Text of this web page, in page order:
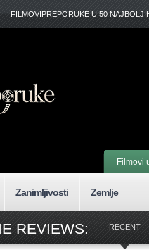
FILMOVIPREPORUKE U 50
Filmovi
Zanimljivosti Zemlje
REVIEWS: RECENT